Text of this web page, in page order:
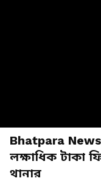
Bhatpara
লক্ষাধিক টাকা
থানার